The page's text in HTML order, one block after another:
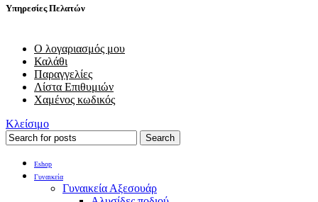
Υπηρεσίες Πελατών
Ο λογαριασμός μου
Καλάθι
Παραγγελίες
Λίστα Επιθυμιών
Χαμένος κωδικός
Κλείσιμο
Search
Eshop
Γυναικεία
Γυναικεία Αξεσουάρ